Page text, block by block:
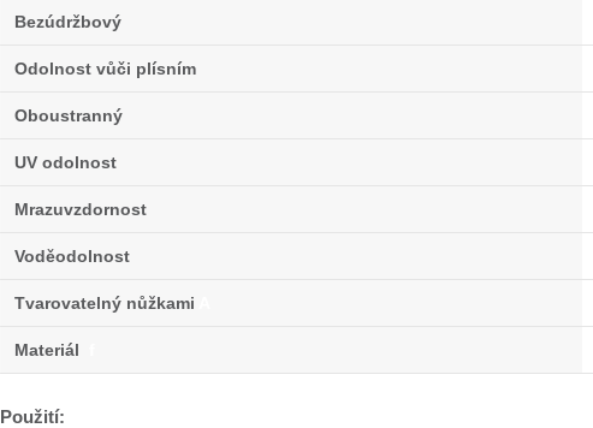
Bezúdržbový
Odolnost vůči plísním
Oboustranný
UV odolnost
Mrazuvzdornost
Voděodolnost
Tvarovatelný nůžkami
Materiál
Použití: